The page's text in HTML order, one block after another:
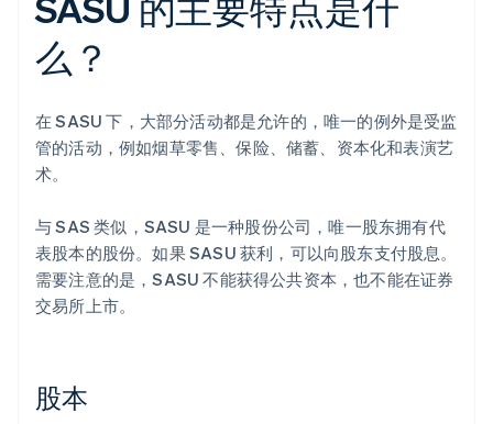
么？
在 SASU 下，大部分活动都是允许的，唯一的例外是受监
管的活动，例如烟草零售、保险、储蓄、资本化和表演艺
术。
与 SAS 类似，SASU 是一种股份公司，唯一股东拥有代
表股本的股份。如果 SASU 获利，可以向股东支付股息。
需要注意的是，SASU 不能获得公共资本，也不能在证券
交易所上市。
股本